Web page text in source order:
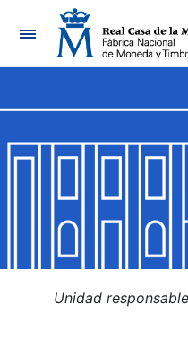
Navegación
Mostrar/Ocultar
Mostrar/Ocultar
Mostrar/Ocultar
Unidad